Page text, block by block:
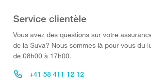
Service clientèle
Vous avez des questions sur votre
de la Suva? Nous sommes là pour vous du
de 08h00 à 17h00.
+41 58 411 12 12